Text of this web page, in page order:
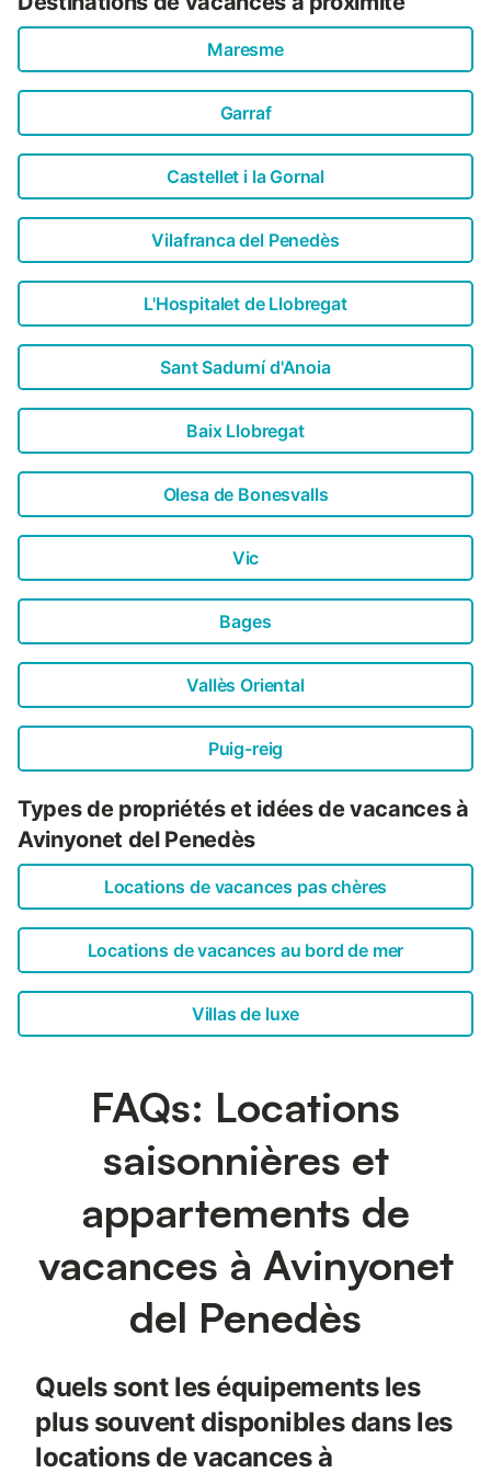
Maresme
Garraf
Castellet i la Gornal
Vilafranca del Penedès
L'Hospitalet de Llobregat
Sant Sadurní d'Anoia
Baix Llobregat
Olesa de Bonesvalls
Vic
Bages
Vallès Oriental
Puig-reig
Types de propriétés et idées de vacances à
Avinyonet del Penedès
Locations de vacances pas chères
Locations de vacances au bord de mer
Villas de luxe
FAQs: Locations
saisonnières et
appartements de
vacances à Avinyonet
del Penedès
Quels sont les équipements les
plus souvent disponibles dans les
locations de vacances à